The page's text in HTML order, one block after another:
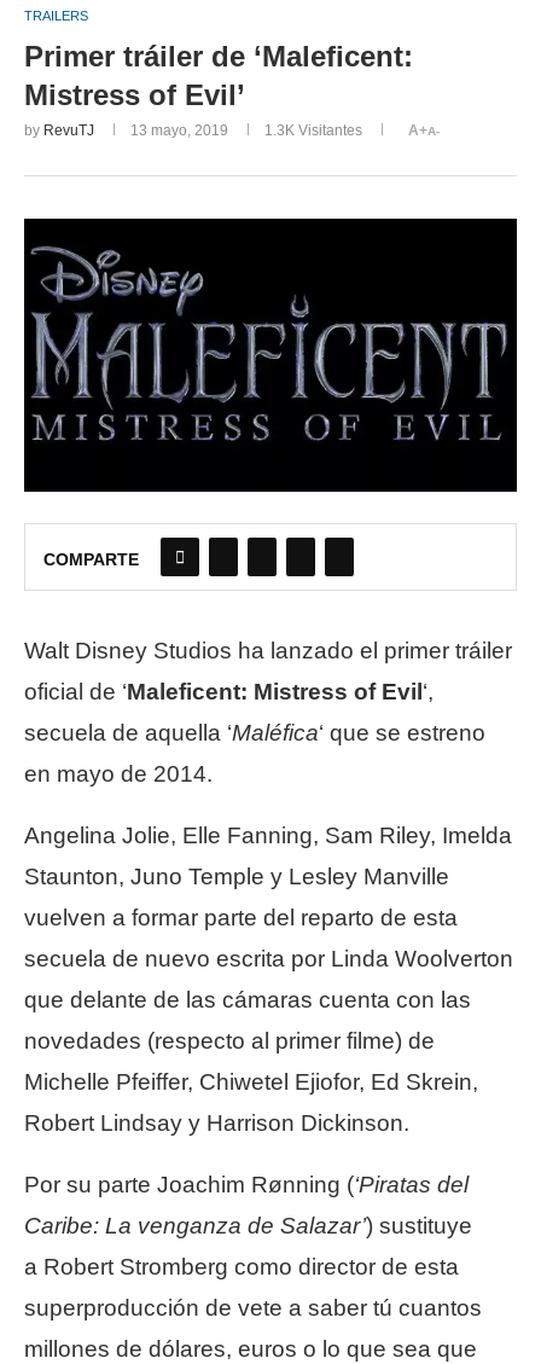
TRAILERS
Primer tráiler de ‘Maleficent:
Mistress of Evil’
by RevuTJ 13 mayo, 2019 1.3K Visitantes A+A-
COMPARTE
Walt Disney Studios ha lanzado el primer tráiler
oficial de ‘Maleficent: Mistress of Evil ‘,
secuela de aquella ‘Maléfica‘ que se estreno
en mayo de 2014.
Angelina Jolie, Elle Fanning, Sam Riley, Imelda
Staunton, Juno Temple y Lesley Manville
vuelven a formar parte del reparto de esta
secuela de nuevo escrita por Linda Woolverton
que delante de las cámaras cuenta con las
novedades (respecto al primer filme) de
Michelle Pfeiffer, Chiwetel Ejiofor, Ed Skrein,
Robert Lindsay y Harrison Dickinson.
Por su parte Joachim Rønning (‘Piratas del
Caribe: La venganza de Salazar’) sustituye
a Robert Stromberg como director de esta
superproducción de vete a saber tú cuantos
millones de dólares, euros o lo que sea que